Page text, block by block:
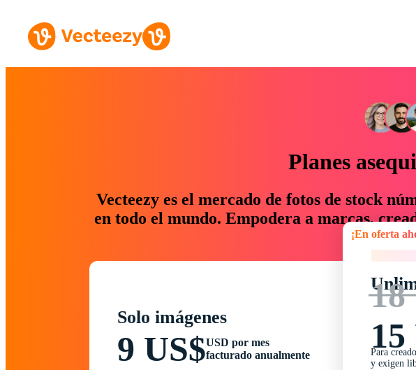
Planes
Vecteezy es el mercado de fotos de stock
en todo el mundo. Empodera a marcas,
un 76 %
Solo imágenes
9 US$USD por mes
facturado anualmente
¡En oferta ahora!
18
15
Para
y exigen